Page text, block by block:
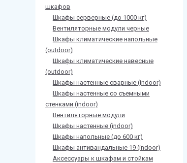
шкафов
Шкафы серверные (до 1000 кг)
Вентиляторные модули черные
Шкафы климатические напольные
(outdoor)
Шкафы климатические навесные
(outdoor)
Шкафы настенные сварные (indoor)
Шкафы настенные со съемными
стенками (indoor)
Вентиляторные модули
Шкафы настенные (indoor)
Шкафы напольные (до 600 кг)
Шкафы антивандальные 19 (indoor)
Аксессуары к шкафам и стойкам